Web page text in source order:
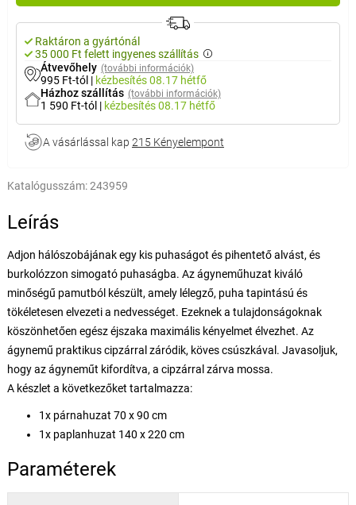
Raktáron a gyártónál
35 000 Ft felett ingyenes szállítás
Átvevőhely (további információk)
995 Ft-tól | kézbesítés08.17 hétfő
Házhoz szállítás (további információk)
1 590 Ft-tól | kézbesítés08.17 hétfő
A vásárlással kap 215 Kényelempont
Katalógusszám:243959
Leírás
Adjon hálószobájának egy kis puhaságot és pihentető alvást, és
burkolózzon simogató puhaságba. Az ágyneműhuzat kiváló
minőségű pamutból készült, amely lélegző, puha tapintású és
tökéletesen elvezeti a nedvességet. Ezeknek a tulajdonságoknak
köszönhetően egész éjszaka maximális kényelmet élvezhet. Az
ágynemű praktikus cipzárral záródik, köves csúszkával. Javasoljuk,
hogy az ágyneműt kifordítva, a cipzárral zárva mossa.
A készlet a következőket tartalmazza:
1x párnahuzat 70 x 90 cm
1x paplanhuzat 140 x 220 cm
Paraméterek